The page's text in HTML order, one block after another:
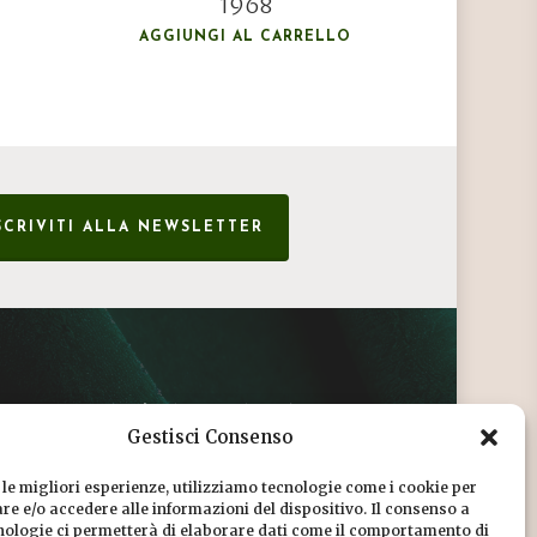
Gestisci Consenso
migliori esperienze, utilizziamo tecnologie come i cookie per
e/o accedere alle informazioni del dispositivo. Il consenso a
ci permetterà di elaborare dati come il comportamento di
1968
AGGIUNGI AL CARRELLO
ALLA NEWSLETTER
COOKIE POLICY